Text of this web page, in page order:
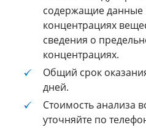
содержащие
концентрациях
сведения о
концентрациях.
Общий срок
дней.
Стоимость анализа
уточняйте по